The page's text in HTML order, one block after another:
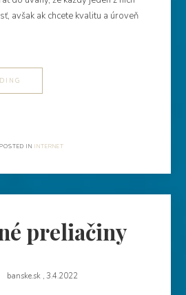
avšak ak chcete kvalitu a úroveň
POSTED IN INTERNET
preliačiny
banske.sk , 3.4.2022